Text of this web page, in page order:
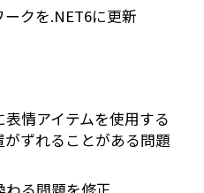
クを.NET6に更新
情アイテムを使用する
ずれることがある問題